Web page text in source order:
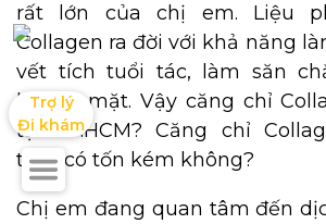
rất lớn của chị em. Liệu
Collagen ra đời với khả năng
vết tích tuổi tác, làm săn
khuôn mặt. Vậy căng chỉ
tại TP.HCM? Căng chỉ
tiền, có tốn kém không?
Chị em đang quan tâm đến
Trợ lý
Đi khám